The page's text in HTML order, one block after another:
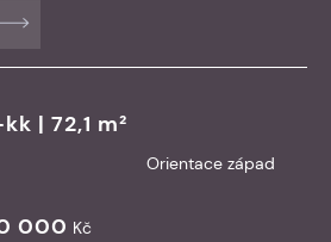
| 72,1 m²
Orientace západ
000 Kč